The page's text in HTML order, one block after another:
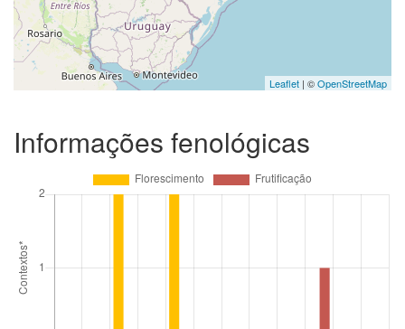
Leaflet | ©OpenStreetMap
Informações fenológicas